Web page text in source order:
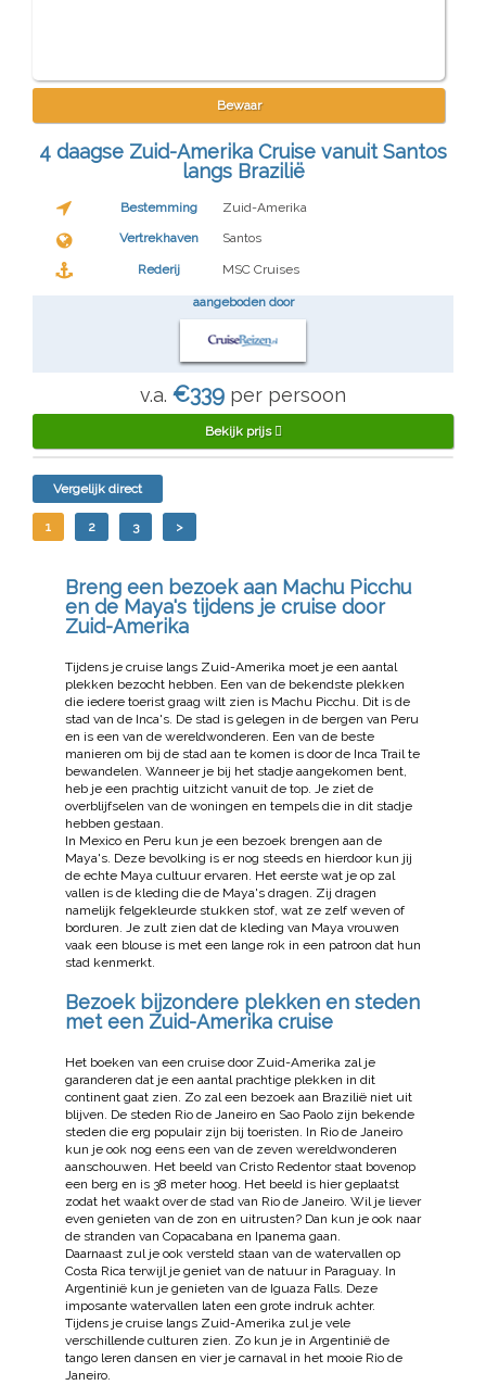
Bewaar
4 daagse Zuid-Amerika Cruise vanuit Santos
langs Brazilië
Bestemming Zuid-Amerika
Vertrekhaven Santos
Rederij MSC Cruises
aangeboden door
v.a. €339 per persoon
Bekijk prijs
Vergelijk direct
1 2 3 >
Breng een bezoek aan Machu Picchu
en de Maya's tijdens je cruise door
Zuid-Amerika
Tijdens je cruise langs Zuid-Amerika moet je een aantal
plekken bezocht hebben. Een van de bekendste plekken
die iedere toerist graag wilt zien is Machu Picchu. Dit is de
stad van de Inca's. De stad is gelegen in de bergen van Peru
en is een van de wereldwonderen. Een van de beste
manieren om bij de stad aan te komen is door de Inca Trail te
bewandelen. Wanneer je bij het stadje aangekomen bent,
heb je een prachtig uitzicht vanuit de top. Je ziet de
overblijfselen van de woningen en tempels die in dit stadje
hebben gestaan.
In Mexico en Peru kun je een bezoek brengen aan de
Maya's. Deze bevolking is er nog steeds en hierdoor kun jij
de echte Maya cultuur ervaren. Het eerste wat je op zal
vallen is de kleding die de Maya's dragen. Zij dragen
namelijk felgekleurde stukken stof, wat ze zelf weven of
borduren. Je zult zien dat de kleding van Maya vrouwen
vaak een blouse is met een lange rok in een patroon dat hun
stad kenmerkt.
Bezoek bijzondere plekken en steden
met een Zuid-Amerika cruise
Het boeken van een cruise door Zuid-Amerika zal je
garanderen dat je een aantal prachtige plekken in dit
continent gaat zien. Zo zal een bezoek aan Brazilië niet uit
blijven. De steden Rio de Janeiro en Sao Paolo zijn bekende
steden die erg populair zijn bij toeristen. In Rio de Janeiro
kun je ook nog eens een van de zeven wereldwonderen
aanschouwen. Het beeld van Cristo Redentor staat bovenop
een berg en is 38 meter hoog. Het beeld is hier geplaatst
zodat het waakt over de stad van Rio de Janeiro. Wil je liever
even genieten van de zon en uitrusten? Dan kun je ook naar
de stranden van Copacabana en Ipanema gaan.
Daarnaast zul je ook versteld staan van de watervallen op
Costa Rica terwijl je geniet van de natuur in Paraguay. In
Argentinië kun je genieten van de Iguaza Falls. Deze
imposante watervallen laten een grote indruk achter.
Tijdens je cruise langs Zuid-Amerika zul je vele
verschillende culturen zien. Zo kun je in Argentinië de
tango leren dansen en vier je carnaval in het mooie Rio de
Janeiro.